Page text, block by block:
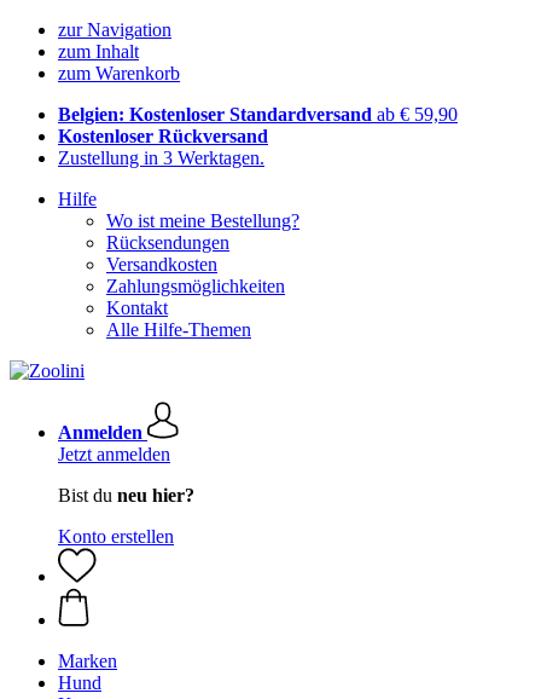
zur Navigation
zum Inhalt
zum Warenkorb
Belgien: Kostenloser Standardversand ab € 59,90
Kostenloser Rückversand
Zustellung in 3 Werktagen.
Hilfe
Wo ist meine Bestellung?
Rücksendungen
Versandkosten
Zahlungsmöglichkeiten
Kontakt
Alle Hilfe-Themen
Anmelden
Jetzt anmelden
Bist du neu hier?
Konto erstellen
Marken
Hund